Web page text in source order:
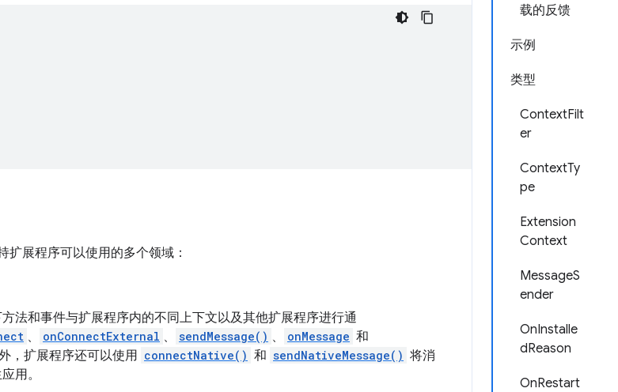
载的反馈
示例
类型
ContextFilt
er
ContextTy
pe
Extension
Context
MessageS
ender
OnInstalle
dReason
OnRestart
扩展程序可以使用的多个领域：
法和事件与扩展程序内的不同上下文以及其他扩展程序进行通
、 onConnectExternal 、 sendMessage() 、 onMessage 和
，扩展程序还可以使用 connectNative() 和 sendNativeMessage() 将消
用。